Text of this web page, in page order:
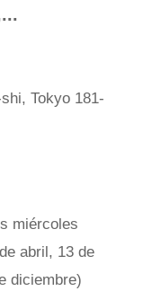
Tokyo 181-
miércoles
abril, 13 de
diciembre)